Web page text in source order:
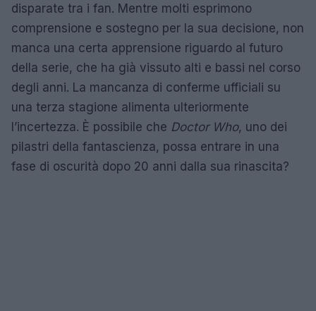
disparate tra i fan. Mentre molti esprimono
comprensione e sostegno per la sua decisione, non
manca una certa apprensione riguardo al futuro
della serie, che ha già vissuto alti e bassi nel corso
degli anni. La mancanza di conferme ufficiali su
una terza stagione alimenta ulteriormente
l’incertezza. È possibile che Doctor Who, uno dei
pilastri della fantascienza, possa entrare in una
fase di oscurità dopo 20 anni dalla sua rinascita?